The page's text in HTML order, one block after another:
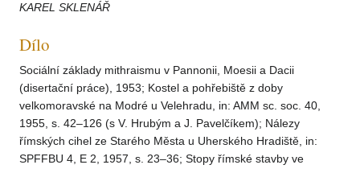
KAREL SKLENÁŘ
Dílo
Sociální základy mithraismu v Pannonii, Moesii a Dacii
(disertační práce), 1953; Kostel a pohřebiště z doby
velkomoravské na Modré u Velehradu, in: AMM sc. soc. 40,
1955, s. 42–126 (s V. Hrubým a J. Pavelčíkem); Nálezy
římských cihel ze Starého Města u Uherského Hradiště, in:
SPFFBU 4, E 2, 1957, s. 23–36; Stopy římské stavby ve